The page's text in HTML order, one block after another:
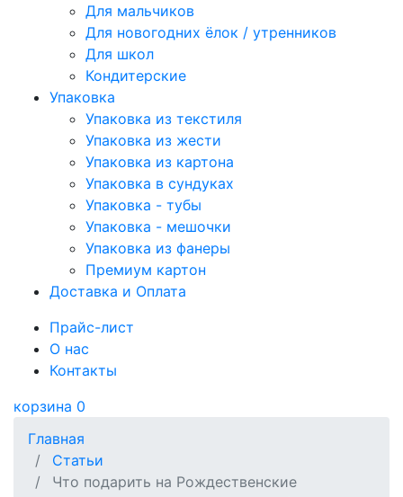
Для мальчиков
Для новогодних ёлок / утренников
Для школ
Кондитерские
Упаковка
Упаковка из текстиля
Упаковка из жести
Упаковка из картона
Упаковка в сундуках
Упаковка - тубы
Упаковка - мешочки
Упаковка из фанеры
Премиум картон
Доставка и Оплата
Прайс-лист
О нас
Контакты
корзина 0
Главная
Статьи
Что подарить на Рождественские